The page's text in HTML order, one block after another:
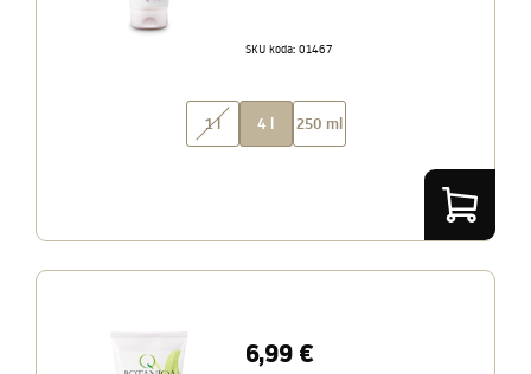
SKU koda: 01467
1 l 4 l 250 ml
6,99 €